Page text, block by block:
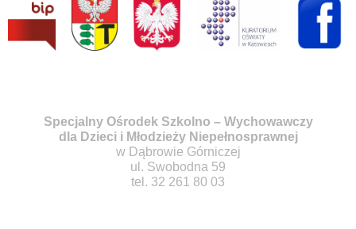
Specjalny Ośrodek Szkolno – Wychowawczy
dla Dzieci i Młodzieży Niepełnosprawnej
w Dąbrowie Górniczej
ul. Swobodna 59
tel. 32 261 80 03